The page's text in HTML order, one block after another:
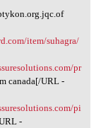
item/suhagra/
pr
canada[/URL -
pi
-